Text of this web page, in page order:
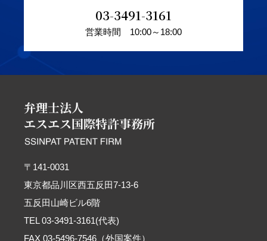
03-3491-3161
営業時間 10:00～18:00
〒141-0031
東京都品川区西五反田7-13-6
五反田山崎ビル6階
TEL 03-3491-3161(代表)
FAX 03-5496-7546（外国案件）